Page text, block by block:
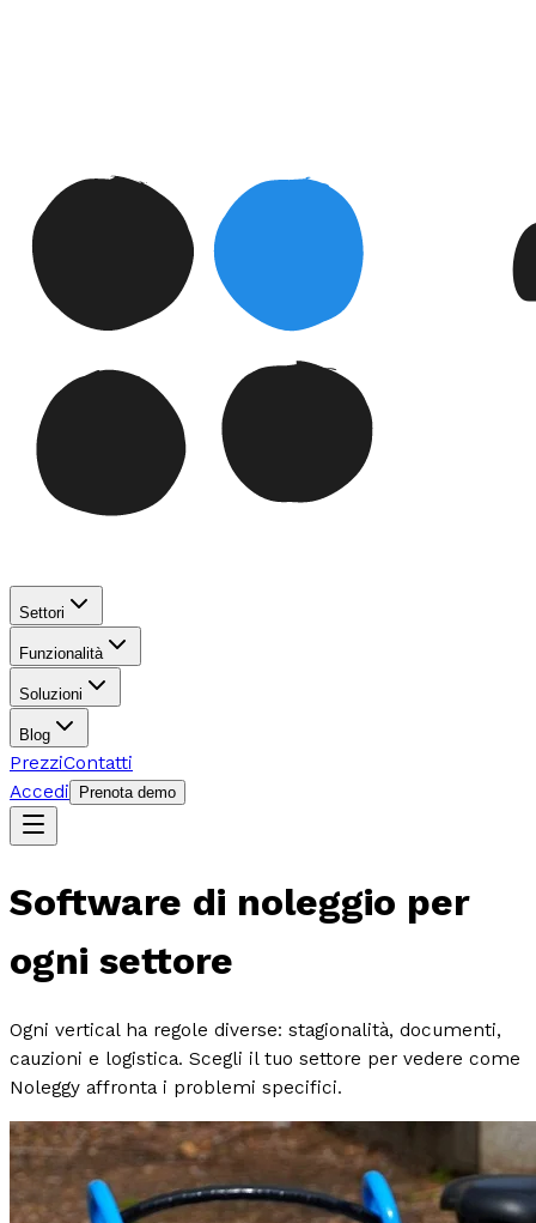
Settori
Funzionalità
Soluzioni
Blog
PrezziContatti
Accedi
Prenota demo
Software di noleggio per
ogni settore
Ogni vertical ha regole diverse: stagionalità, documenti,
cauzioni e logistica. Scegli il tuo settore per vedere come
Noleggy affronta i problemi specifici.